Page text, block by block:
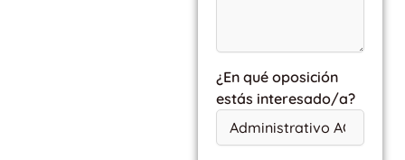
¿En qué oposición
estás interesado/a?